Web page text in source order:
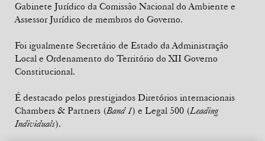
Gabinete Jurídico da Comissão Nacional do Ambiente e
Assessor Jurídico de membros do Governo.
Foi igualmente Secretário de Estado da Administração
Local e Ordenamento do Território do XII Governo
Constitucional.
É destacado pelos prestigiados Diretórios internacionais
Chambers & Partners (Band 1) e Legal 500 (Leading
Individuals).